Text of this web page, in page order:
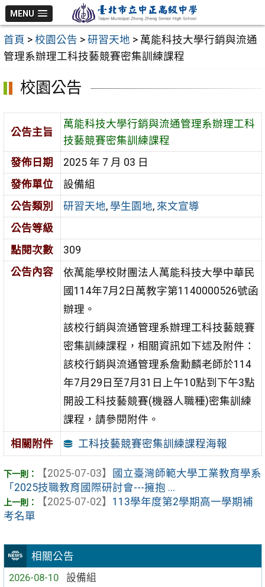
跳
至
主
要
MENU
首頁 > 校園公告 > 研習天地 > 萬能科技大學行銷與流通
管理系辦理工科技藝競賽密集訓練課程
相關公告
2026-08-10
設備組
校園公告
公告主旨
萬能科技大學行銷與流通管理系辦理工科
技藝競賽密集訓練課程
發佈日期
2025 年 7 月 03 日
發佈單位
設備組
公告類別
研習天地, 學生園地, 來文宣導
公告等級
點閱次數
309
公告內容
依萬能學校財團法人萬能科技大學中華民
國114年7月2日萬教字第1140000526號函
辦理。
該校行銷與流通管理系辦理工科技藝競賽
密集訓練課程，相關資訊如下述及附件：
該校行銷與流通管理系詹勳麟老師於114
年7月29日至7月31日上午10點到下午3點
開設工科技藝競賽(機器人職種)密集訓練
課程，請參閱附件。
相關附件 工科技藝競賽密集訓練課程海報
【2025-07-03】
國立臺灣師範大學工業教育學系
「2025技職教育國際研討會---擁抱 ...
【2025-07-02】 113學年度第2學期高一學期補
考名單